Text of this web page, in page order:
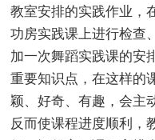
教室安排的实践作业，
功房实践课上进行检查
加一次舞蹈实践课的安
重要知识点，在这样的
颖、好奇、有趣，会主
反而使课程进度顺利，